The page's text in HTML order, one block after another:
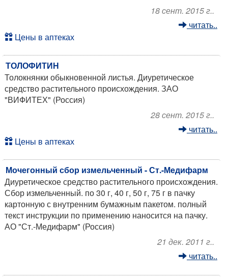
18 сент. 2015 г..
читать..
Цены в аптеках
ТОЛОФИТИН
Толокнянки обыкновенной листья. Диуретическое
средство растительного происхождения. ЗАО
"ВИФИТЕХ" (Россия)
28 сент. 2015 г..
читать..
Цены в аптеках
Мочегонный сбор измельченный - Ст.-Медифарм
Диуретическое средство растительного происхождения.
Сбор измельченный. по 30 г, 40 г, 50 г, 75 г в пачку
картонную с внутренним бумажным пакетом. полный
текст инструкции по применению наносится на пачку.
АО "Ст.-Медифарм" (Россия)
21 дек. 2011 г..
читать..